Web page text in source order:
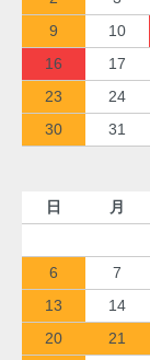
9
10
16
17
23
24
30
31
日
月
6
7
13
14
20
21